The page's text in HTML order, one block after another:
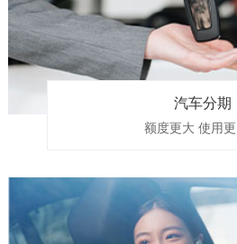
汽车分期
额度更大 使用